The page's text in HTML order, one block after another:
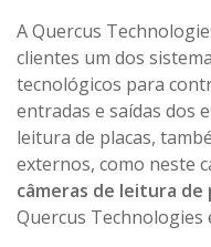
A Quercus
clientes um dos
tecnológicos para
entradas e saídas dos
leitura de placas,
externos, como neste
câmeras de leitura de
Quercus Technologies